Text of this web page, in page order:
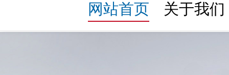
网站首页 关于我们